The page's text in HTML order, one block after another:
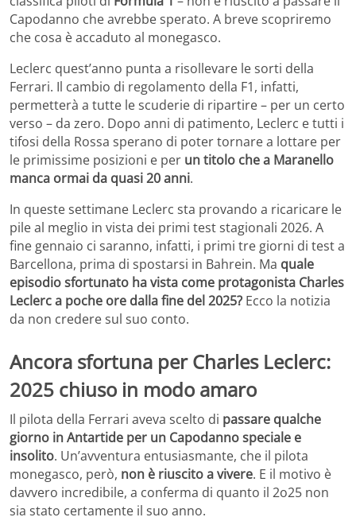
Capodanno che avrebbe sperato. A breve scopriremo
che cosa è accaduto al monegasco.
Leclerc quest’anno punta a risollevare le sorti della
Ferrari. Il cambio di regolamento della F1, infatti,
permetterà a tutte le scuderie di ripartire – per un certo
verso – da zero. Dopo anni di patimento, Leclerc e tutti i
tifosi della Rossa sperano di poter tornare a lottare per
le primissime posizioni e per un titolo che a Maranello
manca ormai da quasi 20 anni.
In queste settimane Leclerc sta provando a ricaricare le
pile al meglio in vista dei primi test stagionali 2026. A
fine gennaio ci saranno, infatti, i primi tre giorni di test a
Barcellona, prima di spostarsi in Bahrein. Ma quale
episodio sfortunato ha vista come protagonista Charles
Leclerc a poche ore dalla fine del 2025? Ecco la notizia
da non credere sul suo conto.
Ancora sfortuna per Charles Leclerc:
2025 chiuso in modo amaro
Il pilota della Ferrari aveva scelto di passare qualche
giorno in Antartide per un Capodanno speciale e
insolito. Un’avventura entusiasmante, che il pilota
monegasco, però, non è riuscito a vivere. E il motivo è
davvero incredibile, a conferma di quanto il 2o25 non
sia stato certamente il suo anno.